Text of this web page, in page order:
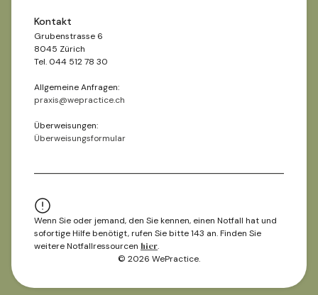
Kontakt
Grubenstrasse 6
8045 Zürich
Tel. 044 512 78 30
Allgemeine Anfragen:
praxis@wepractice.ch
Überweisungen:
Überweisungsformular
Wenn Sie oder jemand, den Sie kennen, einen Notfall hat und
sofortige Hilfe benötigt, rufen Sie bitte 143 an. Finden Sie
weitere Notfallressourcen hier.
© 2026 WePractice.